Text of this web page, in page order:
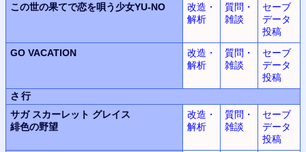
この世の果てで恋を唄う少女YU-NO
改造・
解析
質問・
雑談
セーブ
データ
投稿
GO VACATION
改造・
解析
質問・
雑談
セーブ
データ
投稿
さ行
サガ スカーレット グレイス
緋色の野望
改造・
解析
質問・
雑談
セーブ
データ
投稿